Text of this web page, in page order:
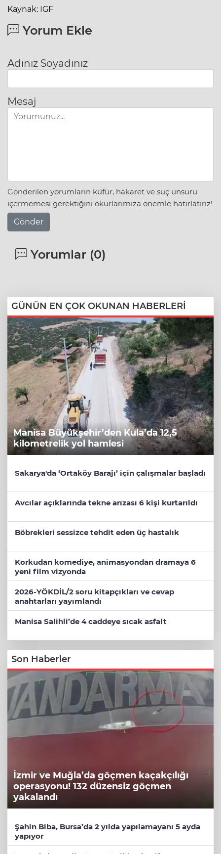
Kaynak: IGF
Yorum Ekle
Adınız Soyadınız
Mesaj
Gönderilen yorumların küfür, hakaret ve suç unsuru
içermemesi gerektiğini okurlarımıza önemle hatırlatırız!
Gönder
Yorumlar (0)
GÜNÜN EN ÇOK OKUNAN HABERLERİ
Manisa Büyükşehir’den Kula’da 12,5
kilometrelik yol hamlesi
Sakarya'da ‘Ortaköy Barajı’ için çalışmalar başladı
Avcılar açıklarında tekne arızası 6 kişi kurtarıldı
Böbrekleri sessizce tehdit eden üç hastalık
Korkudan komediye, animasyondan dramaya 6
yeni film vizyonda
2026-YÖKDİL/2 soru kitapçıkları ve cevap
anahtarları yayımlandı
Manisa Salihli’de 4 caddeye sıcak asfalt
Son Haberler
İzmir ve Muğla’da göçmen kaçakçılığı
operasyonu! 132 düzensiz göçmen
yakalandı
Şahin Biba, Bursa’da 2 yılda yapılamayanı 5 ayda
yapıyor